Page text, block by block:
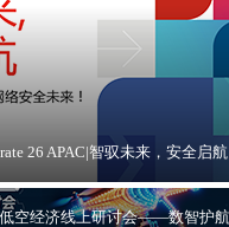
26 APAC|智驭未来，安全启航